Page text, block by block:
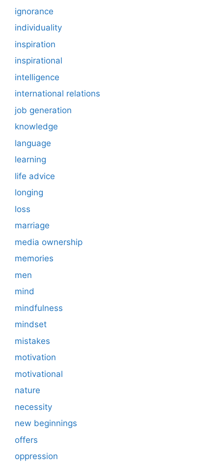
ignorance
individuality
inspiration
inspirational
intelligence
international relations
job generation
knowledge
language
learning
life advice
longing
loss
marriage
media ownership
memories
men
mind
mindfulness
mindset
mistakes
motivation
motivational
nature
necessity
new beginnings
offers
oppression